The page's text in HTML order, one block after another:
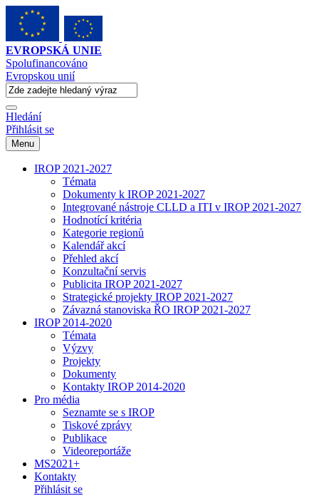
EVROPSKÁ UNIE
Spolufinancováno
Evropskou unií
Hledání
Přihlásit se
Menu
IROP 2021-2027
Témata
Dokumenty k IROP 2021-2027
Integrované nástroje CLLD a ITI v IROP 2021-2027
Hodnotící kritéria
Kategorie regionů
Kalendář akcí
Přehled akcí
Konzultační servis
Publicita IROP 2021-2027
Strategické projekty IROP 2021-2027
Závazná stanoviska ŘO IROP 2021-2027
IROP 2014-2020
Témata
Výzvy
Projekty
Dokumenty
Kontakty IROP 2014-2020
Pro média
Seznamte se s IROP
Tiskové zprávy
Publikace
Videoreportáže
MS2021+
Kontakty
Přihlásit se